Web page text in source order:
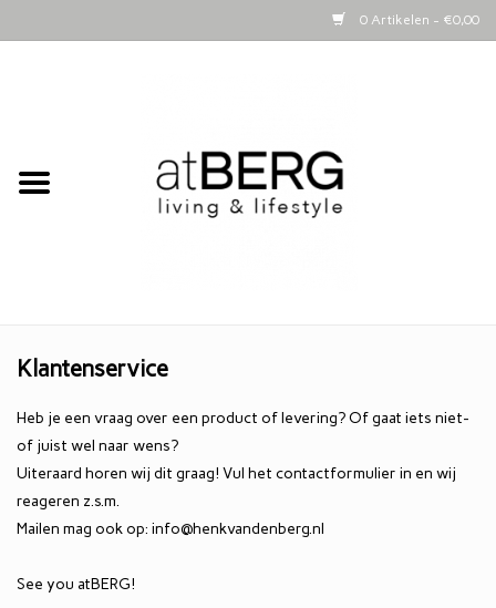
0 Artikelen - €0,00
Bijzettafeltjes
Kaarsen
Lifestyle
Schapenvachten
Eetkamertafels
Klantenservice
Heb je een vraag over een product of levering? Of gaat iets niet-
of juist wel naar wens?
Uiteraard horen wij dit graag! Vul het contactformulier in en wij
reageren z.s.m.
Mailen mag ook op: info@henkvandenberg.nl
See you atBERG!